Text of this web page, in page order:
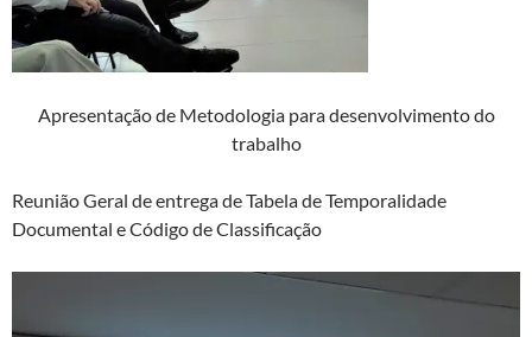
Apresentação de Metodologia para desenvolvimento do
trabalho
Reunião Geral de entrega de Tabela de Temporalidade
Documental e Código de Classificação